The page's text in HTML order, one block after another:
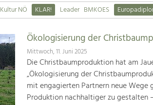
Kultur NÖ KLAR! Leader BMKOES
Ökologisierung der
Mittwoch, 11. Juni 2025
Die Christbaumproduktion hat am
„Ökologisierung der
mit engagierten Partnern neue
Produktion nachhaltiger zu gestalten